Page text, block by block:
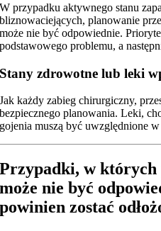
W przypadku aktywnego stanu
bliznowaciejących, planowanie
może nie być odpowiednie.
podstawowego problemu, a
Stany zdrowotne lub leki
Jak każdy zabieg chirurgiczny,
bezpiecznego planowania. Leki,
gojenia muszą być uwzględnione w
Przypadki, w których
może nie być
powinien zostać